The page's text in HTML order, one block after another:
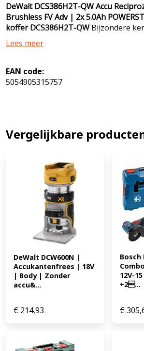
DeWalt DCS386H2T-QW Accu
Brushless FV Adv | 2x 5.0Ah
koffer DCS386H2T-QWBijzondere
tool die kan profiteren van
kracht. * Sleutelloos wisselen van
triggerschakelaar waarmee u de
* Compatibel met 18V- of FlexVolt-
130 mm * Lijnlengte 29 mm * Max.
[PVC] 160 mm Producthoogte 160
Max. Snijcapaciteit [Hout] 300 mm *
440 mm Standaard meegeleverd * 1 x
reciprozaag met FlexVolt Advantage *
18V ??5.0Ah PowerStack accupacks *
acculader * 1x Deep T-Stak Kit Box
Lees meer
EAN code:
5054905315757
Vergelijkbare
DeWalt DCW600N |
Accukantenfrees | 18V
| Body | Zonder
accu&...
€ 214,93
Bosch
12V-
+2...
€